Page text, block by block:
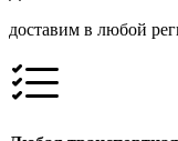
доставим в любой